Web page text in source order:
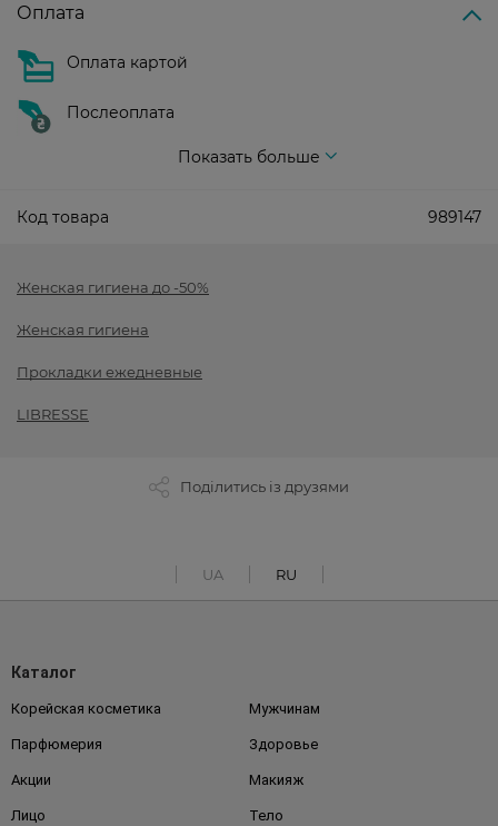
Оплата
Оплата картой
Послеоплата
Показать больше
Код товара 989147
Женская гигиена до -50%
Женская гигиена
Прокладки ежедневные
LIBRESSE
Поділитись із друзями
UA RU
Каталог
Корейская косметика Мужчинам
Парфюмерия Здоровье
Акции Макияж
Лицо Тело